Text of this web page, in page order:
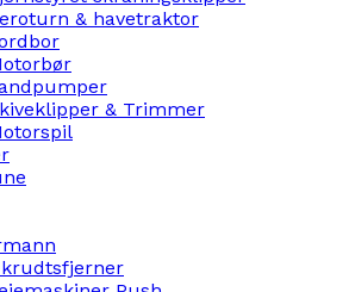
& havetraktor
& Trimmer